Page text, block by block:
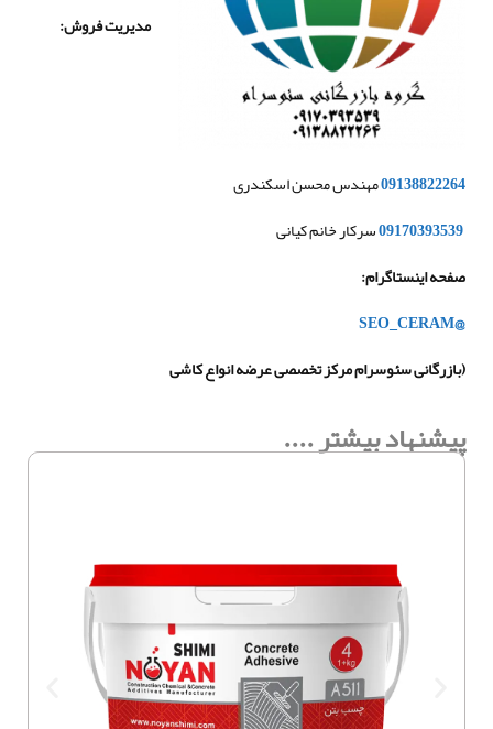
مدیریت فروش:
09138822264مهندس محسن اسکندری
09170393539سرکار خانم کیانی
صفحه اینستاگرام:
@SEO_CERAM
(بازرگانی سئوسرام مرکز تخصصی عرضه انواع کاشی
پیشنهاد بیشتر ....